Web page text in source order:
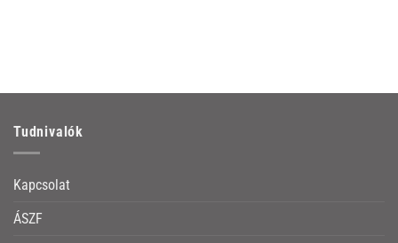
Tudnivalók
Kapcsolat
ÁSZF